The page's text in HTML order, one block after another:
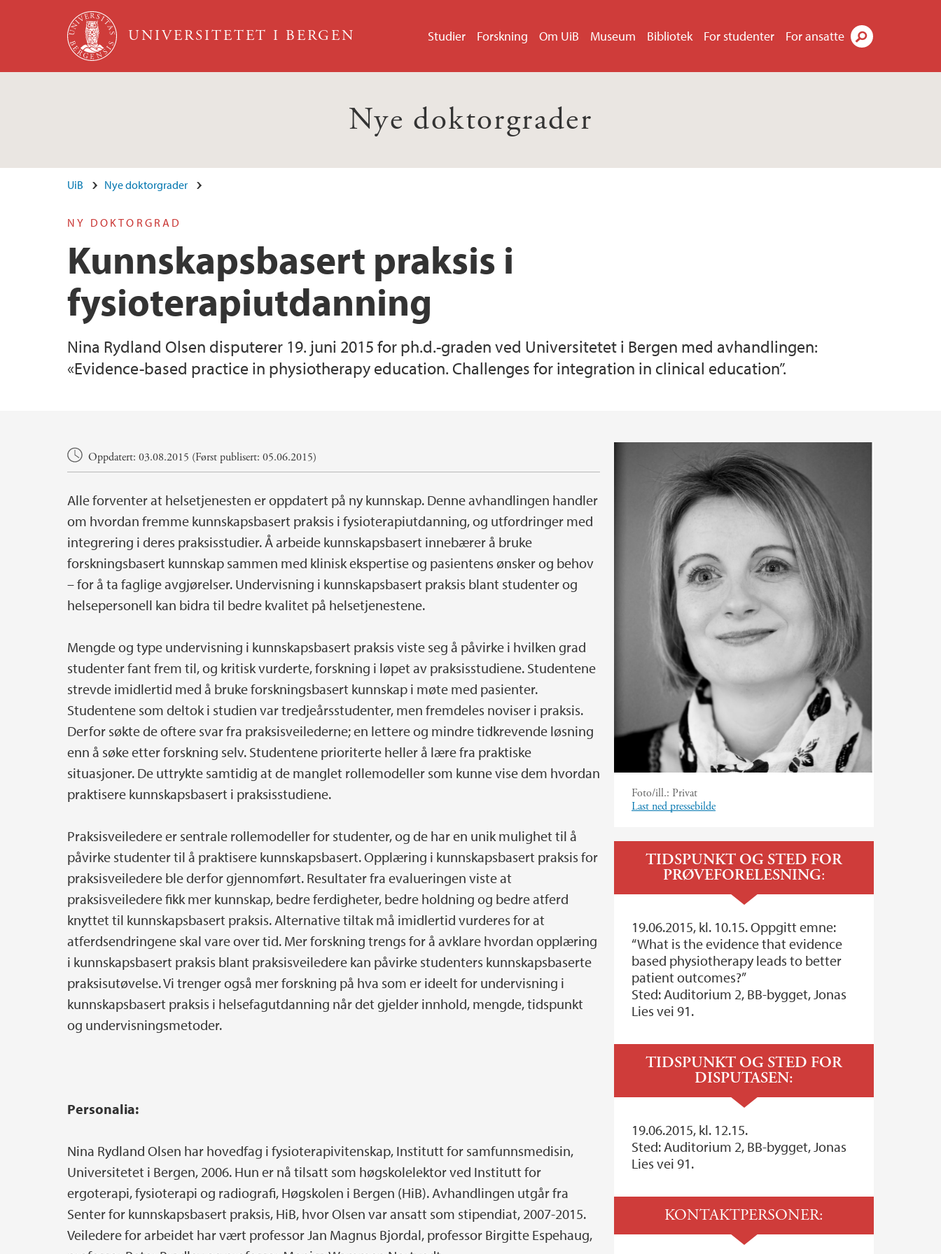
Hopp til hovedinnhold
UNIVERSITETET I BERGEN Studier Forskning Om UiB Museum Bibliotek For studenter For ansatte
Nye doktorgrader
UiB Nye doktorgrader
NY DOKTORGRAD
Kunnskapsbasert praksis i
fysioterapiutdanning
Nina Rydland Olsen disputerer 19. juni 2015 for ph.d.-graden ved Universitetet i Bergen med avhandlingen:
«Evidence-based practice in physiotherapy education. Challenges for integration in clinical education”.
HovedinnholdOppdatert: 03.08.2015 (Først publisert: 05.06.2015)
Alle forventer at helsetjenesten er oppdatert på ny kunnskap. Denne avhandlingen handler
om hvordan fremme kunnskapsbasert praksis i fysioterapiutdanning, og utfordringer med
integrering i deres praksisstudier. Å arbeide kunnskapsbasert innebærer å bruke
forskningsbasert kunnskap sammen med klinisk ekspertise og pasientens ønsker og behov
– for å ta faglige avgjørelser. Undervisning i kunnskapsbasert praksis blant studenter og
helsepersonell kan bidra til bedre kvalitet på helsetjenestene.
Mengde og type undervisning i kunnskapsbasert praksis viste seg å påvirke i hvilken grad
studenter fant frem til, og kritisk vurderte, forskning i løpet av praksisstudiene. Studentene
strevde imidlertid med å bruke forskningsbasert kunnskap i møte med pasienter.
Studentene som deltok i studien var tredjeårsstudenter, men fremdeles noviser i praksis.
Derfor søkte de oftere svar fra praksisveilederne; en lettere og mindre tidkrevende løsning
enn å søke etter forskning selv. Studentene prioriterte heller å lære fra praktiske
situasjoner. De uttrykte samtidig at de manglet rollemodeller som kunne vise dem hvordan
praktisere kunnskapsbasert i praksisstudiene.
Praksisveiledere er sentrale rollemodeller for studenter, og de har en unik mulighet til å
påvirke studenter til å praktisere kunnskapsbasert. Opplæring i kunnskapsbasert praksis for
praksisveiledere ble derfor gjennomført. Resultater fra evalueringen viste at
praksisveiledere fikk mer kunnskap, bedre ferdigheter, bedre holdning og bedre atferd
knyttet til kunnskapsbasert praksis. Alternative tiltak må imidlertid vurderes for at
atferdsendringene skal vare over tid. Mer forskning trengs for å avklare hvordan opplæring
i kunnskapsbasert praksis blant praksisveiledere kan påvirke studenters kunnskapsbaserte
praksisutøvelse. Vi trenger også mer forskning på hva som er ideelt for undervisning i
kunnskapsbasert praksis i helsefagutdanning når det gjelder innhold, mengde, tidspunkt
og undervisningsmetoder.
Personalia:
Nina Rydland Olsen har hovedfag i fysioterapivitenskap, Institutt for samfunnsmedisin,
Universitetet i Bergen, 2006. Hun er nå tilsatt som høgskolelektor ved Institutt for
ergoterapi, fysioterapi og radiografi, Høgskolen i Bergen (HiB). Avhandlingen utgår fra
Senter for kunnskapsbasert praksis, HiB, hvor Olsen var ansatt som stipendiat, 2007-2015.
Veiledere for arbeidet har vært professor Jan Magnus Bjordal, professor Birgitte Espehaug,
Foto/ill.: Privat
Last ned pressebilde
TIDSPUNKT OG STED FOR
PRØVEFORELESNING:
19.06.2015, kl. 10.15. Oppgitt emne:
“What is the evidence that evidence
based physiotherapy leads to better
patient outcomes?”
Sted: Auditorium 2, BB-bygget, Jonas
Lies vei 91.
TIDSPUNKT OG STED FOR
DISPUTASEN:
19.06.2015, kl. 12.15.
Sted: Auditorium 2, BB-bygget, Jonas
Lies vei 91.
KONTAKTPERSONER: